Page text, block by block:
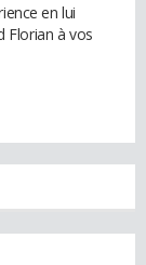
en lui
Florian à vos